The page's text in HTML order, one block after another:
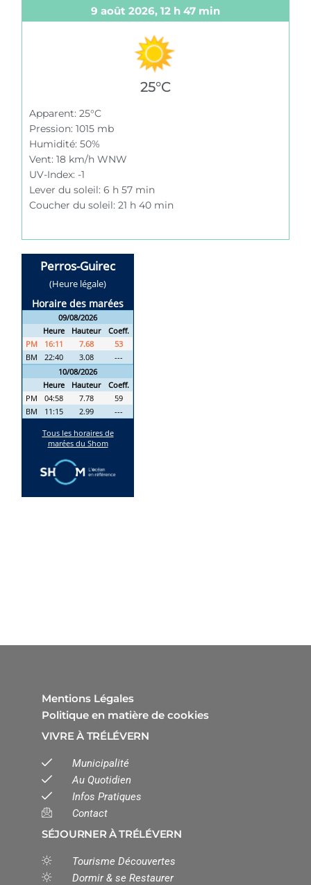
9 août 2026, 12 h 47 min
25°C
Apparent: 25°C
Pression: 1015 mb
Humidité: 50%
Vent: 18 km/h WNW
UV-Index: -1
Lever du soleil: 6 h 57 min
Coucher du soleil: 21 h 40 min
Mentions Légales
Politique en matière de cookies
VIVRE À TRÉLÉVERN
Municipalité
Au Quotidien
Infos Pratiques
Contact
SÉJOURNER À TRÉLÉVERN
Tourisme Découvertes
Dormir & se Restaurer